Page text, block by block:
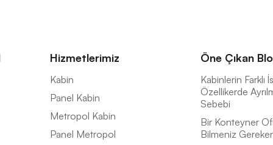
Hizmetlerimiz
Kabin
Panel Kabin
Metropol Kabin
Panel Metropol
Öne Çıkan
Kabinlerin Farklı
Özellikerde
Sebebi
Bir Konteyner
Bilmeniz